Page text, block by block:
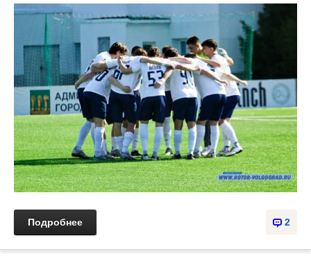
2
Подробнее